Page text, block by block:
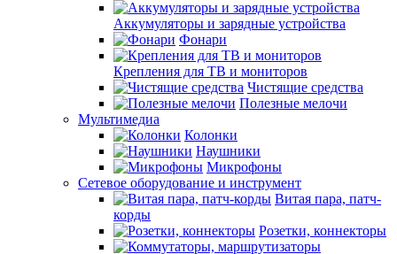
Аккумуляторы и зарядные устройства
Фонари
Крепления для ТВ и мониторов
Чистящие средства
Полезные мелочи
Мультимедиа
Колонки
Наушники
Микрофоны
Сетевое оборудование и инструмент
Витая пара, патч-
корды
Розетки, коннекторы